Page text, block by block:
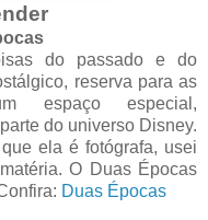
do passado e do
reserva para as
espaço especial,
do universo Disney.
ela é fotógrafa, usei
O Duas Épocas
Duas Épocas